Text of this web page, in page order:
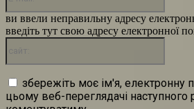
ви ввели неправильну адресу
введіть тут свою адресу електронної
збережіть моє ім'я, електронну
цьому веб-переглядачі наступного